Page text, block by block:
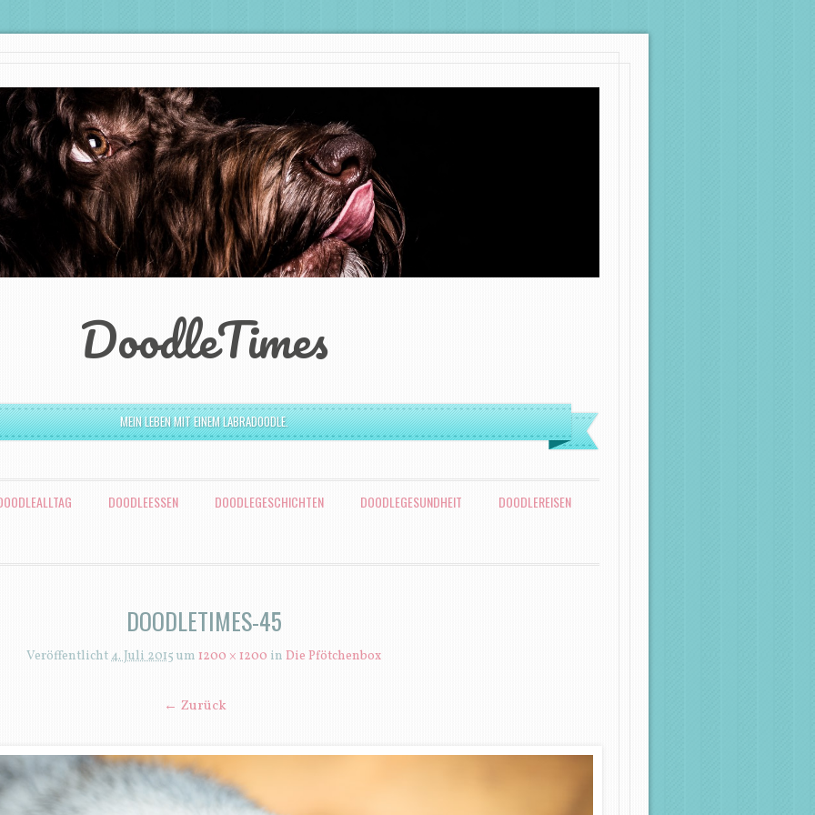
DoodleTimes
MEIN LEBEN MIT EINEM LABRADOODLE.
DOODLEESSEN DOODLEGESCHICHTEN DOODLEGESUNDHEIT DOODLEREISEN
DOODLETIMES-45
Veröffentlicht4. Juli 2015 um 1200 × 1200 in Die Pfötchenbox
← Zurück